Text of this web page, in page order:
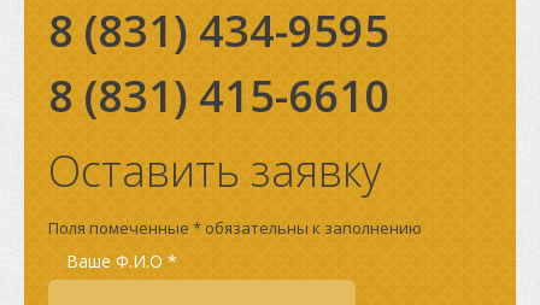
8 (831) 434-9595
8 (831) 415-6610
Оставить заявку
Поля помеченные * обязательны к заполнению
Ваше Ф.И.О *